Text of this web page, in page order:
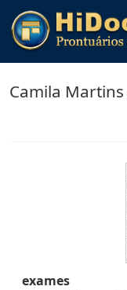
Camila Martins
exames